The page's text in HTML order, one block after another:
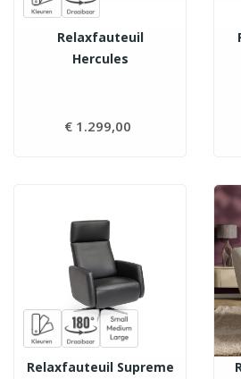
Relaxfauteuil
Hercules
€ 1.299,00
Relaxfauteuil Supreme